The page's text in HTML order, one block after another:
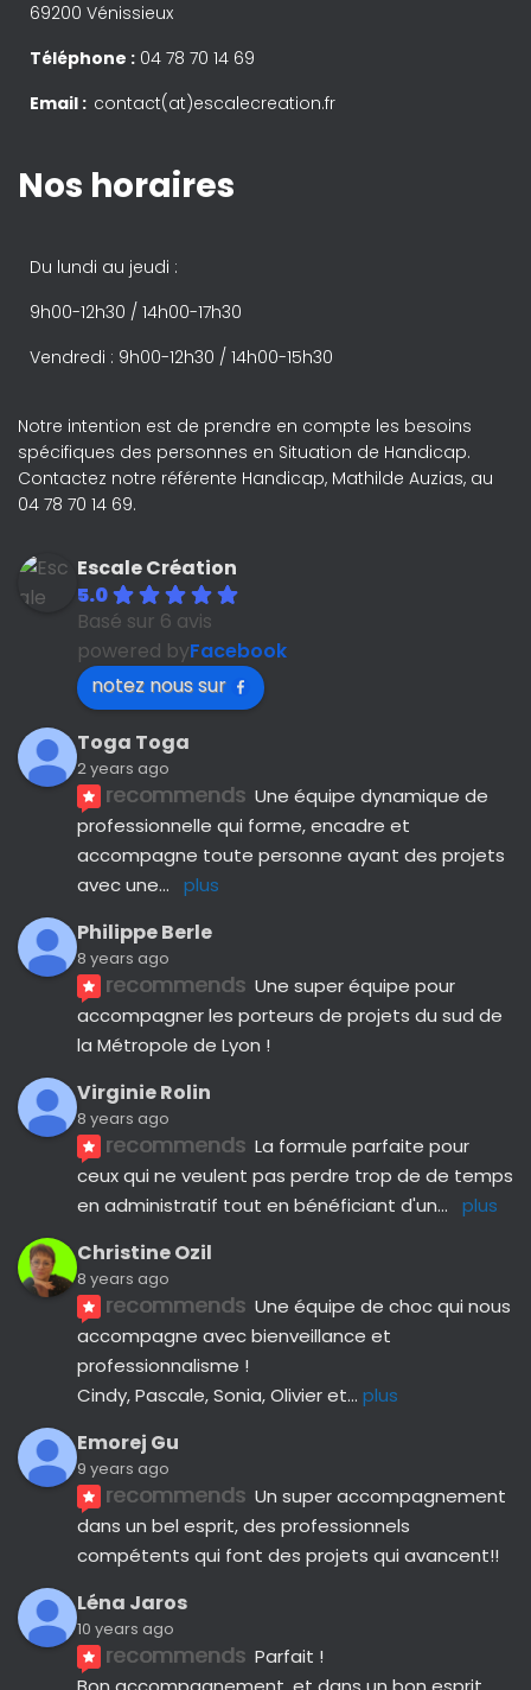
69200 Vénissieux
Téléphone : 04 78 70 14 69
Email : contact(at)escalecreation.fr
Nos horaires
Du lundi au jeudi :
9h00-12h30 / 14h00-17h30
Vendredi : 9h00-12h30 / 14h00-15h30
Notre intention est de prendre en compte les besoins
spécifiques des personnes en Situation de Handicap.
Contactez notre référente Handicap, Mathilde Auzias, au
04 78 70 14 69.
Escale Création
5.0
Basé sur 6 avis
powered byFacebook
notez nous sur
Toga Toga
2 years ago
recommends Une équipe dynamique de
professionnelle qui forme, encadre et
accompagne toute personne ayant des projets
avec une... plus
Philippe Berle
8 years ago
recommends Une super équipe pour
accompagner les porteurs de projets du sud de
la Métropole de Lyon !
Virginie Rolin
8 years ago
recommends La formule parfaite pour
ceux qui ne veulent pas perdre trop de de temps
en administratif tout en bénéficiant d'un... plus
Christine Ozil
8 years ago
recommends Une équipe de choc qui nous
accompagne avec bienveillance et
professionnalisme !
Cindy, Pascale, Sonia, Olivier et... plus
Emorej Gu
9 years ago
recommends Un super accompagnement
dans un bel esprit, des professionnels
compétents qui font des projets qui avancent!!
Léna Jaros
10 years ago
recommends Parfait !